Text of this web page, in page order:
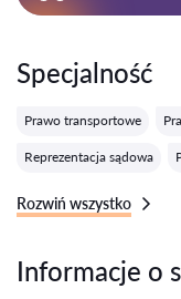
Specjalność
Prawo transportowe
Reprezentacja sądowa
Rozwiń wszystko
Informacje o